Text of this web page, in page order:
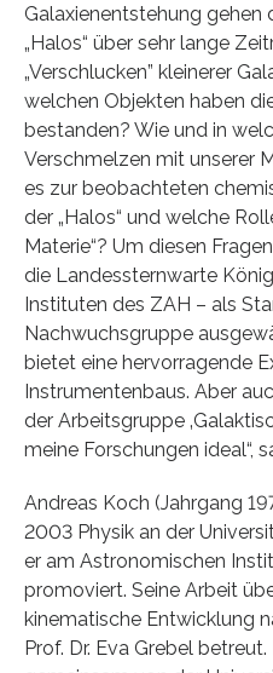
Galaxienentstehung gehen
„Halos“ über sehr lange
„Verschlucken” kleinerer
welchen Objekten haben
bestanden? Wie und in
Verschmelzen mit unserer
es zur beobachteten
der „Halos“ und welche
Materie“? Um diesen
die Landessternwarte
Instituten des ZAH – als
Nachwuchsgruppe
bietet eine hervorragende
Instrumentenbaus. Aber
der Arbeitsgruppe
meine Forschungen ideal“,
Andreas Koch (Jahrgang
2003 Physik an der
er am Astronomischen
promoviert. Seine Arbeit
kinematische Entwicklung
Prof. Dr. Eva Grebel